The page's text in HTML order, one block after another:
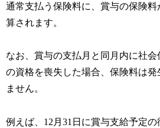
通常支払う保険料に、賞与の保険料
算されます。
なお、賞与の支払月と同月内に社会
の資格を喪失した場合、保険料は発
ません。
例えば、12月31日に賞与支給予定の